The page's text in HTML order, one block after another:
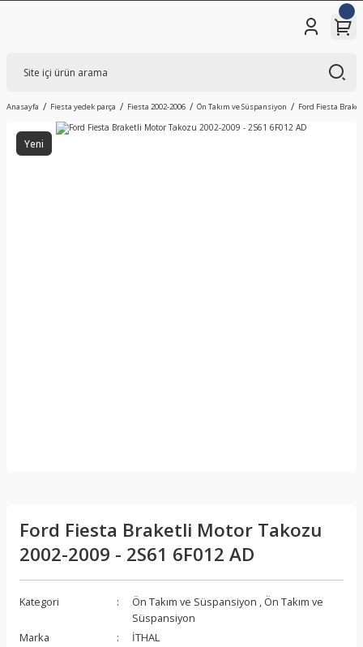
Anasayfa Fiesta yedek parça Fiesta 2002-2006 Ön Takım ve Süspansiyon Ford Fiesta
Yeni
Ford Fiesta Braketli Motor Takozu
2002-2009 - 2S61 6F012 AD
Kategori Ön Takım ve Süspansiyon , Ön Takım ve
Süspansiyon
Marka
İTHAL